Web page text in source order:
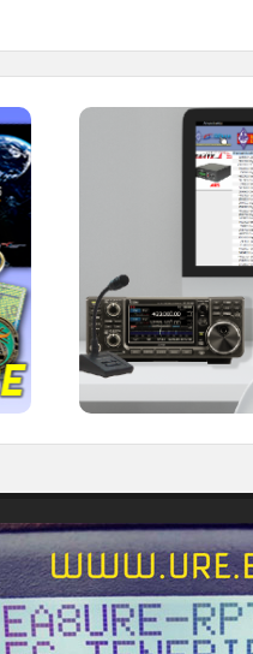
Conoce el
ahora con
IR A